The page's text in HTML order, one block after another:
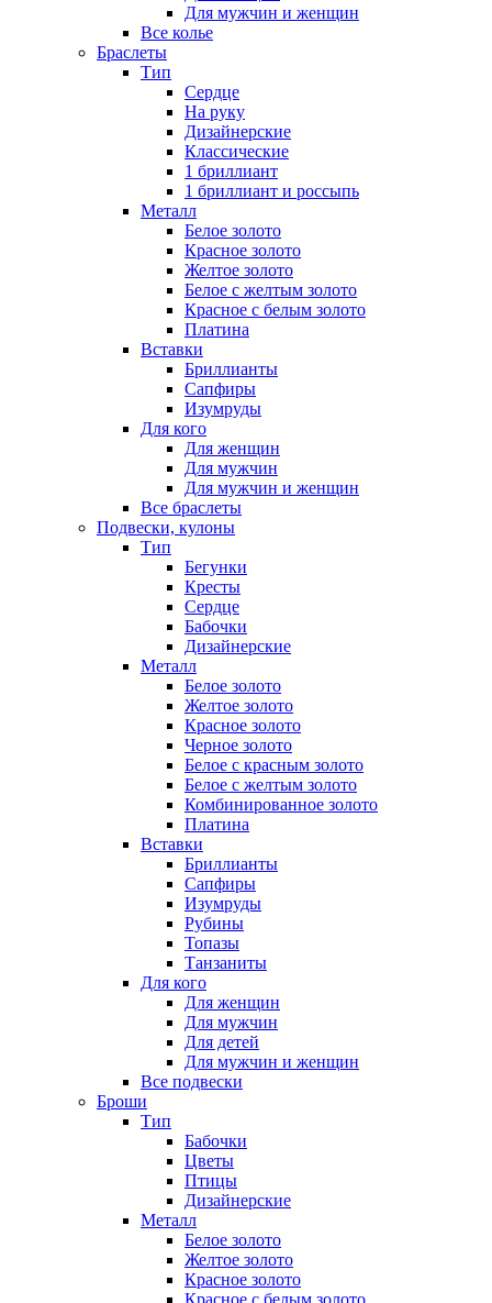
Для мужчин и женщин
Все колье
Браслеты
Тип
Сердце
На руку
Дизайнерские
Классические
1 бриллиант
1 бриллиант и россыпь
Металл
Белое золото
Красное золото
Желтое золото
Белое с желтым золото
Красное с белым золото
Платина
Вставки
Бриллианты
Сапфиры
Изумруды
Для кого
Для женщин
Для мужчин
Для мужчин и женщин
Все браслеты
Подвески, кулоны
Тип
Бегунки
Кресты
Сердце
Бабочки
Дизайнерские
Металл
Белое золото
Желтое золото
Красное золото
Черное золото
Белое с красным золото
Белое с желтым золото
Комбинированное золото
Платина
Вставки
Бриллианты
Сапфиры
Изумруды
Рубины
Топазы
Танзаниты
Для кого
Для женщин
Для мужчин
Для детей
Для мужчин и женщин
Все подвески
Броши
Тип
Бабочки
Цветы
Птицы
Дизайнерские
Металл
Белое золото
Желтое золото
Красное золото
Красное с белым золото